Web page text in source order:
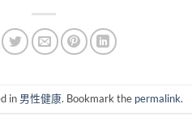
in 男性健康. Bookmark the permalink.